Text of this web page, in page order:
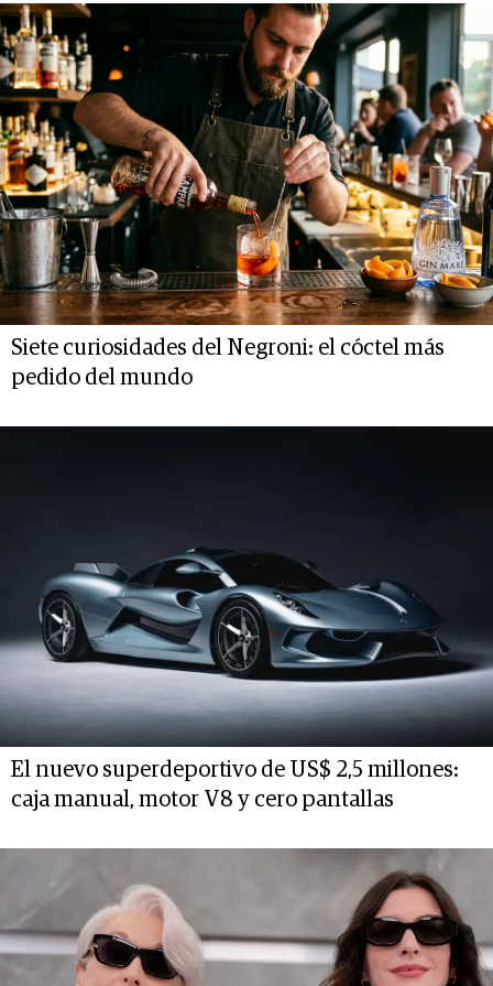
Siete curiosidades del Negroni: el cóctel más
pedido del mundo
El nuevo superdeportivo de US$ 2,5 millones:
caja manual, motor V8 y cero pantallas